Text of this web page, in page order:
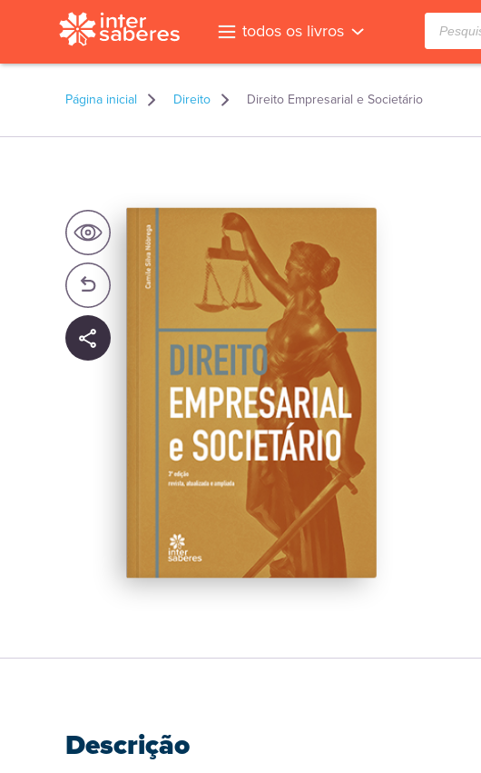
todos os livros produtos
Página inicial Direito Direito Empresarial e Societário
Descrição